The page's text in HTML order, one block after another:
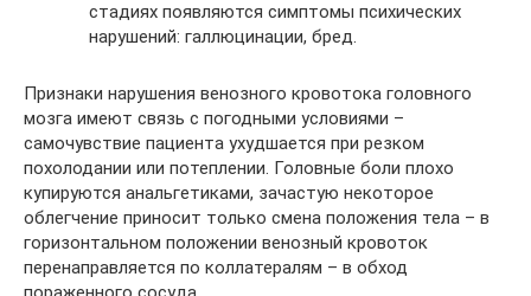
стадиях появляются симптомы психических
нарушений: галлюцинации, бред.
Признаки нарушения венозного кровотока головного
мозга имеют связь с погодными условиями –
самочувствие пациента ухудшается при резком
похолодании или потеплении. Головные боли плохо
купируются анальгетиками, зачастую некоторое
облегчение приносит только смена положения тела – в
горизонтальном положении венозный кровоток
перенаправляется по коллатералям – в обход